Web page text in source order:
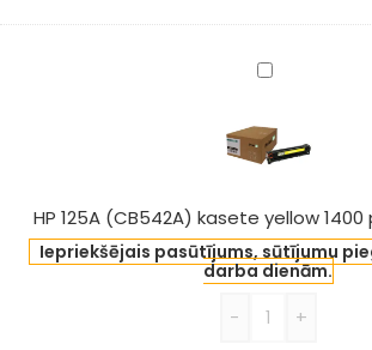
HP
(CB542A)
kasete
1400
pages
(Printle)
HP 125A (CB542A) kasete yellow
Iepriekšējais pasūtījums, sūtījumu
darba dienām.
-
+